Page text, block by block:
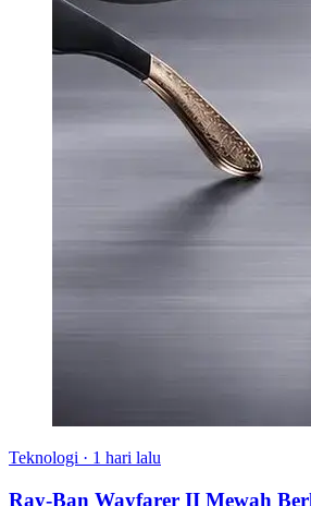
Teknologi · 1 hari lalu
Ray-Ban Wayfarer II Mewah